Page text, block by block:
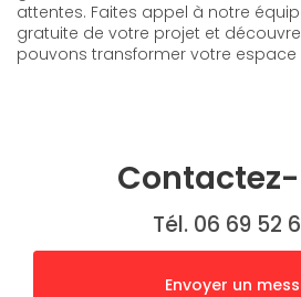
attentes. Faites appel à notre
gratuite de votre projet et
pouvons transformer votre espace
Tél. 06 69 52
Envoyer un